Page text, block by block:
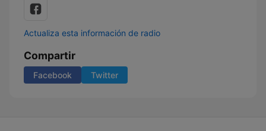
Actualiza esta información de radio
Compartir
Facebook Twitter